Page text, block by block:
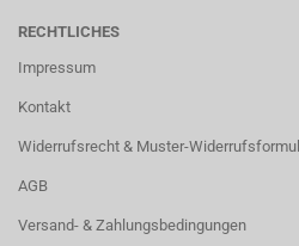
RECHTLICHES
Impressum
Kontakt
Widerrufsrecht & Muster-
AGB
Versand- & Zahlungsbedingungen